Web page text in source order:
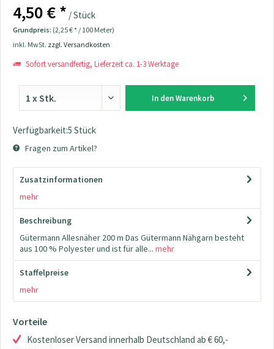
4,50 € * / Stück
Grundpreis: (2,25 € * / 100 Meter)
inkl. MwSt. zzgl. Versandkosten
Sofort versandfertig, Lieferzeit ca. 1-3 Werktage
In den Warenkorb
Verfügbarkeit:5 Stück
Fragen zum Artikel?
Zusatzinformationen
mehr
Beschreibung
Gütermann Allesnäher 200 m Das Gütermann Nähgarn besteht
aus 100 % Polyester und ist für alle... mehr
Staffelpreise
mehr
Vorteile
Kostenloser Versand innerhalb Deutschland ab € 60,-